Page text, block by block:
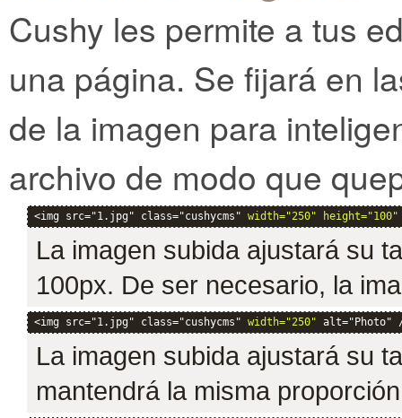
Cushy les permite a tus
una página. Se fijará en
de la imagen para
archivo de modo que
<img src="1.jpg" class="cushycms" width="250" height="100"
La imagen subida ajustará su
100px. De ser necesario, la
<img src="1.jpg" class="cushycms" width="250" alt="Photo"
La imagen subida ajustará su
mantendrá la misma